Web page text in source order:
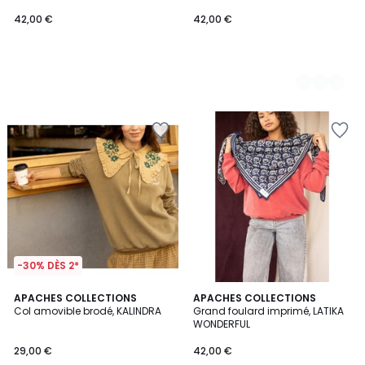
42,00 €
42,00 €
-30% DÈS 2*
APACHES COLLECTIONS
Col amovible brodé, KALINDRA
29,00 €
APACHES COLLECTIONS
Grand foulard imprimé, LATIKA
WONDERFUL
42,00 €